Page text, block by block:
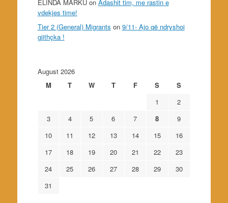
ELINDA MARKUon Adashit tim, me rastin e
vdekjes time!
Tier 2 (General) Migrants on 9/11- Ajo që ndryshoi
gjithçka !
August 2026
M
T W T F S
S
1
2
3
4 5 6 7 8
9
10
11 12 13 14 15
16
17
18 19 20 21 22
23
24
25 26 27 28 29
30
31